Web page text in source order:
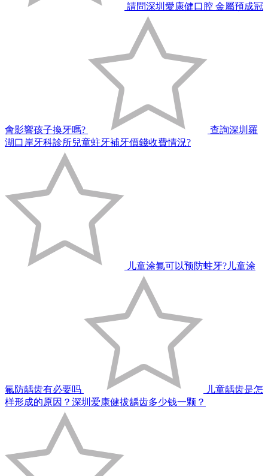
請問深圳愛康健口腔 金屬預成冠
會影響孩子換牙嗎?
查詢深圳羅
湖口岸牙科診所兒童蛀牙補牙價錢收費情況?
儿童涂氟可以预防蛀牙?儿童涂
氟防龋齿有必要吗
儿童龋齿是怎
样形成的原因？深圳爱康健拔龋齿多少钱一颗？